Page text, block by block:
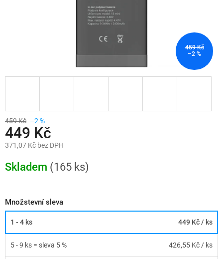
459 Kč
–2 %
459 Kč –2 %
449 Kč
371,07 Kč bez DPH
cena:
Skladem (165 ks)
Množstevní sleva
1 - 4 ks 449 Kč/ ks
5 - 9 ks = sleva 5 % 426,55 Kč/ ks